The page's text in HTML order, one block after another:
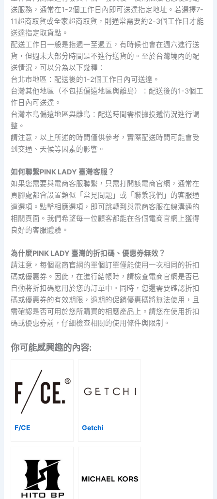
送服務，通常在1-2個工作日內即可送達指定地址。若選擇7-
11超商取貨或全家超商取貨，則通常需要約2-3個工作日才能
送達指定取貨點。
配送工作日一般是指週一至週五，有時候也會在週六進行送
貨，但週末大部分時間是不進行送貨的。至於台灣境內的配
送情況，可以分為以下幾種：
台北市地區：配送後的1-2個工作日內可送達。
台灣其他地區（不包括偏遠地區與離島）：配送後的1-3個工
作日內可送達。
台灣本島偏遠地區與離島：配送時間需根據投遞情況進行調
整。
請注意，以上所述的時間僅供參考，實際配送時間可能會受
到交通、天候等因素的影響。
如何聯繫PINK LADY 臺灣客服？
如果您需要與電商客服聯繫，只需打開該電商官網，通常在
頁腳處都會設置類似「常見問題」或「聯繫我們」的客服通
道選項。點擊相應選項，即可跳轉到與電商客服在線溝通的
相關頁面。我們希望每一位顧客都能在各個電商官網上獲得
良好的客服體驗。
為什麼PINK LADY 臺灣的折扣碼、優惠券無效？
請注意，每個電商官網的單個訂單僅能使用一次相同的折扣
碼或優惠券。因此，在進行結帳時，請檢查電商官網是否已
自動將折扣碼應用於您的訂單中。同時，您還需要確認折扣
碼或優惠券的有效期限，過期的促銷優惠碼將無法使用，且
需確認是否可用於您所購買的相應產品上。請您在使用折扣
碼或優惠券前，仔細檢查相關的使用條件與限制。
你可能感興趣的內容:
F/CE Getchi